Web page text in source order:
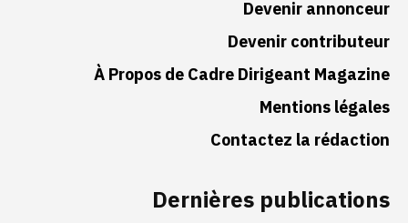
Devenir annonceur
Devenir contributeur
À Propos de Cadre Dirigeant Magazine
Mentions légales
Contactez la rédaction
Dernières publications